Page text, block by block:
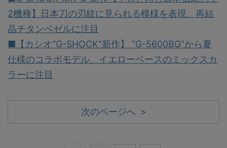
2機種】日本刀の刃紋に見られる模様を表現、再結
晶チタンベゼルに注目
■【カシオ“G-SHOCK”新作】 “G-5600BG”から夏
仕様のコラボモデル、イエローベースのミックスカ
ラーに注目
次のページへ >